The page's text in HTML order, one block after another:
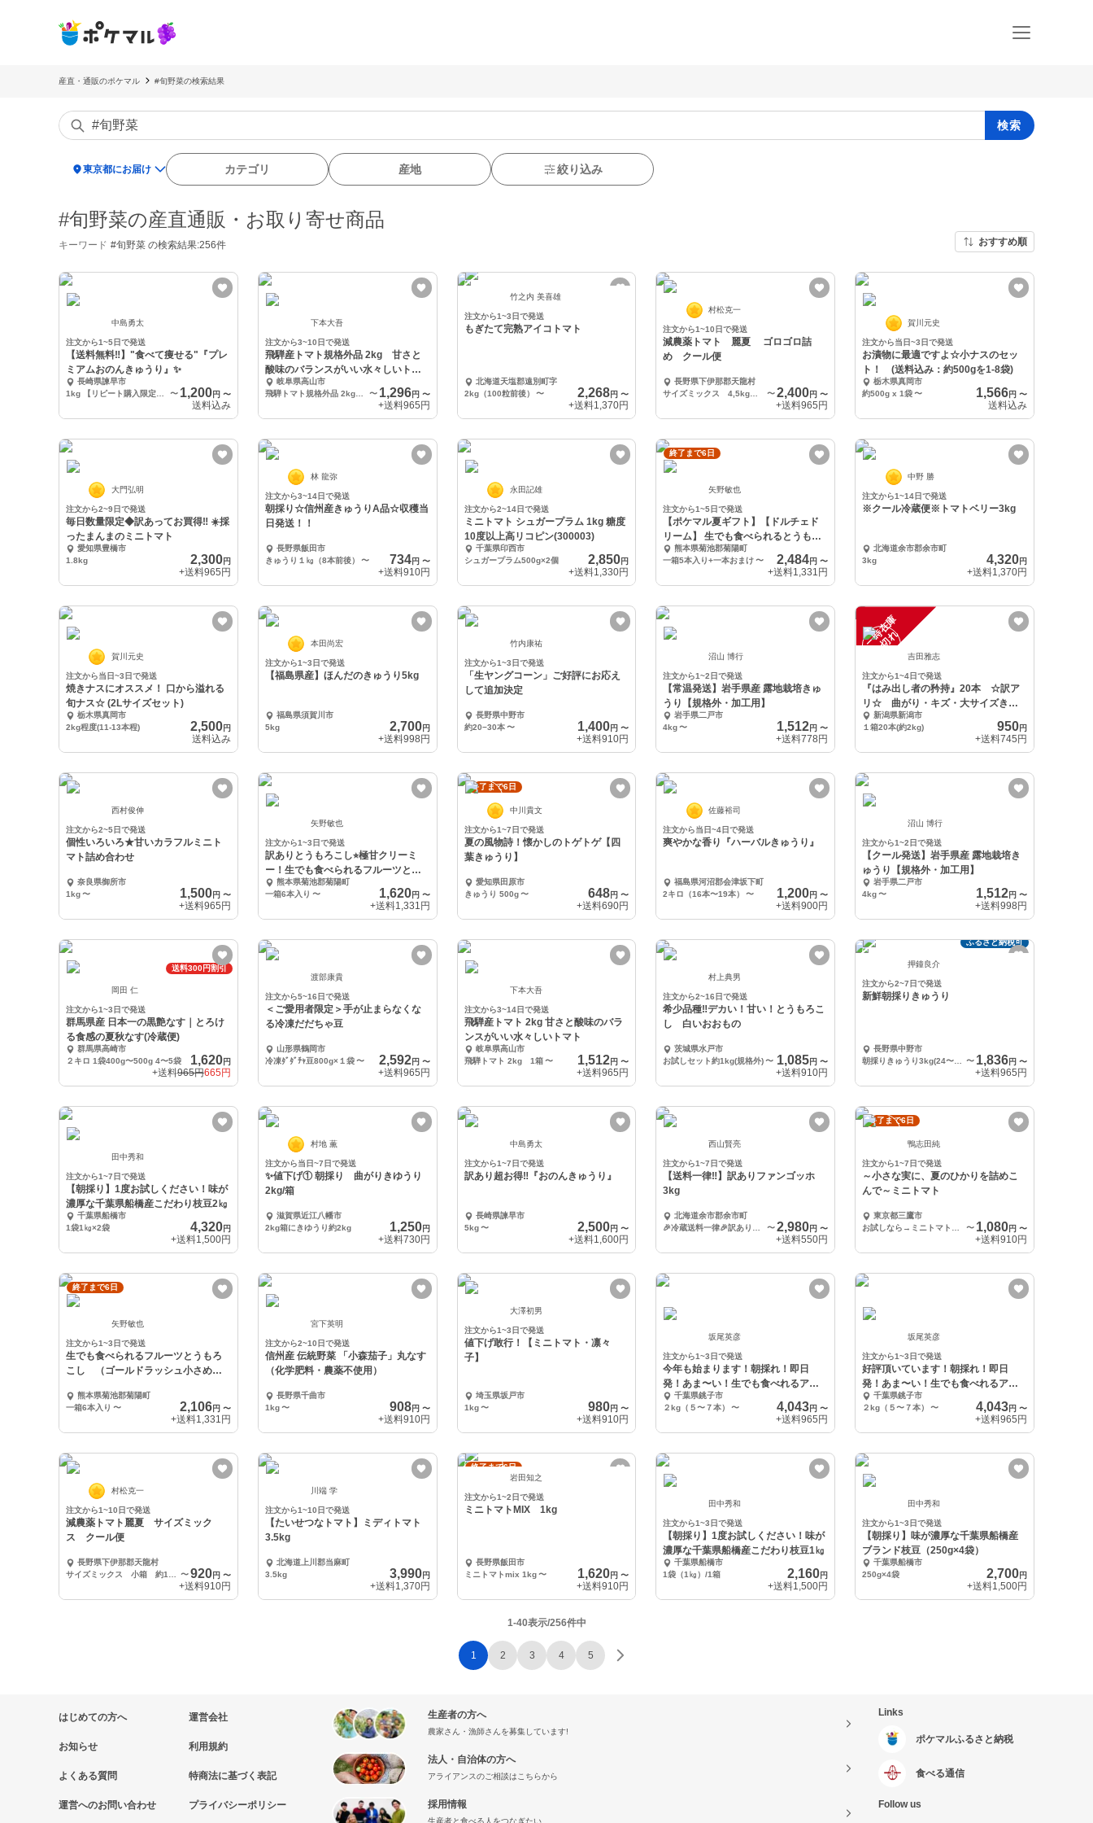
産直・通販のポケマル #旬野菜の検索結果
検索
location_on東京都にお届け カテゴリ 産地 絞り込み
#旬野菜の産直通販・お取り寄せ商品
キーワード #旬野菜 の検索結果:256件 おすすめ順
中島勇太
注文から1~5日で発送
【送料無料‼️】"食べて痩せる"『プレ
ミアムおのんきゅうり』✨
長崎県諫早市
〜 1,200円 〜
送料込み
下本大吾
注文から3~10日で発送
飛騨産トマト規格外品 2kg 甘さと
酸味のバランスがいい水々しいトマ
ト 岐阜県高山市
飛騨トマト規格外品 2kg 1箱
〜 1,296円 〜
+送料965円
竹之内 美喜雄
注文から1~3日で発送
もぎたて完熟アイコトマト
北海道天塩郡遠別町字
2kg（100粒前後）
〜 2,268円〜
+送料1,370円
村松克一
注文から1~10日で発送
減農薬トマト 麗夏 ゴロゴロ詰
め クール便
長野県下伊那郡天龍村
〜2,400円〜
+送料965円
賀川元史
注文から当日~3日で発送
お漬物に最適ですよ☆小ナスのセッ
ト！ (送料込み：約500gを1-8袋)
栃木県真岡市
約500g x 1袋〜 1,566円 〜
送料込み
大門弘明
注文から2~9日で発送
毎日数量限定◆訳あってお買得‼️ ☀️採
ったまんまのミニトマト
愛知県豊橋市
1.8kg
2,300円
+送料965円
林 龍弥
注文から3~14日で発送
朝採り☆信州産きゅうりA品☆収穫当
日発送！！
長野県飯田市
きゅうり１㎏（8本前後）
〜 734円 〜
+送料910円
永田記雄
注文から2~14日で発送
ミニトマト シュガープラム 1kg 糖度
10度以上高リコピン(300003)
千葉県印西市
シュガープラム500g×2個
2,850円
+送料1,330円
終了まで6日
矢野敏也
注文から1~5日で発送
【ポケマル夏ギフト】【ドルチェド
リーム】 生でも食べられるとうもろ
こし熊本県菊池郡菊陽町
一箱5本入り+一本おまけ 〜 2,484円〜
+送料1,331円
中野 勝
注文から1~14日で発送
※クール冷蔵便※トマトベリー3kg
北海道余市郡余市町
3kg
4,320円
+送料1,370円
賀川元史
注文から当日~3日で発送
焼きナスにオススメ！ 口から溢れる
旬ナス☆ (2Lサイズセット)
栃木県真岡市
2kg程度(11-13本程)
2,500円
送料込み
本田尚宏
注文から1~3日で発送
【福島県産】ほんだのきゅうり5kg
福島県須賀川市
5kg
2,700円
+送料998円
竹内康祐
注文から1~3日で発送
「生ヤングコーン」ご好評にお応え
して追加決定
長野県中野市
約20−30本 〜 1,400円〜
+送料910円
沼山 博行
注文から1~2日で発送
【常温発送】岩手県産 露地栽培きゅ
うり【規格外・加工用】
岩手県二戸市
4kg 〜 1,512円〜
+送料778円
一
時
在
庫
切
れ
吉田雅志
注文から1~4日で発送
『はみ出し者の矜持』20本 ☆訳ア
リ☆ 曲がり・キズ・大サイズきゅ
うり新潟県新潟市
１箱20本(約2kg)
950円
+送料745円
西村俊伸
注文から2~5日で発送
個性いろいろ★甘いカラフルミニト
マト詰め合わせ
奈良県御所市
1kg〜 1,500円 〜
+送料965円
矢野敏也
注文から1~3日で発送
訳ありとうもろこし⭐︎極甘クリーミ
ー！生でも食べられるフルーツとう
もろこし
熊本県菊池郡菊陽町
一箱6本入り 〜 1,620円 〜
+送料1,331円
終了まで6日
中川貴文
注文から1~7日で発送
夏の風物詩！懐かしのトゲトゲ【四
葉きゅうり】
愛知県田原市
きゅうり 500g 〜 648円〜
+送料690円
佐藤裕司
注文から当日~4日で発送
爽やかな香り『ハーバルきゅうり』
福島県河沼郡会津坂下町
2キロ（16本〜19本）
〜 1,200円〜
+送料900円
沼山 博行
注文から1~2日で発送
【クール発送】岩手県産 露地栽培き
ゅうり【規格外・加工用】
岩手県二戸市
4kg〜 1,512円 〜
+送料998円
送料300円割引
岡田 仁
注文から1~3日で発送
群馬県産 日本一の黒艶なす｜とろけ
る食感の夏秋なす(冷蔵便)
群馬県高崎市
２キロ 1袋400g〜500g 4〜5袋
1,620円
+送料965円665円
渡部康貴
注文から5~16日で発送
＜ご愛用者限定＞手が止まらなくな
る冷凍だだちゃ豆
山形県鶴岡市
冷凍ﾀﾞﾀﾞﾁｬ豆800g×１袋 〜 2,592円 〜
+送料965円
下本大吾
注文から3~14日で発送
飛騨産トマト 2kg 甘さと酸味のバラ
ンスがいい水々しいトマト
岐阜県高山市
飛騨トマト 2kg 1箱 〜 1,512円〜
+送料965円
村上典男
注文から2~16日で発送
希少品種‼️デカい！甘い！とうもろこ
し 白いおおもの
茨城県水戸市
お試しセット約1kg(規格外) 〜 1,085円〜
+送料910円
ふるさと納税可
押鐘良介
注文から2~7日で発送
新鮮朝採りきゅうり
長野県中野市
〜 1,836円 〜
+送料965円
田中秀和
注文から1~7日で発送
【朝採り】1度お試しください！味が
濃厚な千葉県船橋産こだわり枝豆2㎏
千葉県船橋市
1袋1㎏×2袋
4,320円
+送料1,500円
村地 薫
注文から当日~7日で発送
✨値下げ① 朝採り 曲がりきゆうり
2kg/箱
滋賀県近江八幡市
2kg箱にきゆうり約2kg
1,250円
+送料730円
中島勇太
注文から1~7日で発送
訳あり超お得‼️『おのんきゅうり』
長崎県諫早市
5kg 〜 2,500円〜
+送料1,600円
西山賢亮
注文から1~7日で発送
【送料一律‼️】訳ありファンゴッホ
3kg
北海道余市郡余市町
〜2,980円〜
+送料550円
終了まで6日
鴨志田純
注文から1~7日で発送
～小さな実に、夏のひかりを詰めこ
んで～ミニトマト
東京都三鷹市
〜 1,080円 〜
+送料910円
終了まで6日
矢野敏也
注文から1~3日で発送
生でも食べられるフルーツとうもろ
こし （ゴールドラッシュ小さめサ
熊本県菊池郡菊陽町
一箱6本入り 〜 2,106円 〜
+送料1,331円
宮下英明
注文から2~10日で発送
信州産 伝統野菜 「小森茄子」丸なす
（化学肥料・農薬不使用）
長野県千曲市
1kg 〜 908円 〜
+送料910円
大澤初男
注文から1~3日で発送
値下げ敢行！【ミニトマト・凛々
子】
埼玉県坂戸市
1kg 〜 980円〜
+送料910円
坂尾英彦
注文から1~3日で発送
今年も始まります！朝採れ！即日
発！あま〜い！生でも食べれるアフ
ロコーン2026！
千葉県銚子市
２kg（５〜７本）
〜 4,043円〜
+送料965円
坂尾英彦
注文から1~3日で発送
好評頂いています！朝採れ！即日
発！あま〜い！生でも食べれるアフ
ロコーン2026！
千葉県銚子市
２kg（５〜７本）
〜 4,043円 〜
+送料965円
村松克一
注文から1~10日で発送
減農薬トマト麗夏 サイズミック
ス クール便
長野県下伊那郡天龍村
〜 920円 〜
+送料910円
川端 学
注文から1~10日で発送
【たいせつなトマト】ミディトマト
3.5kg
北海道上川郡当麻町
3.5kg
3,990円
+送料1,370円
終了まで6日
岩田知之
注文から1~2日で発送
ミニトマトMIX 1kg
長野県飯田市
ミニトマトmix 1kg 〜 1,620円〜
+送料910円
田中秀和
注文から1~3日で発送
【朝採り】1度お試しください！味が
濃厚な千葉県船橋産こだわり枝豆1㎏
千葉県船橋市
1袋（1㎏）/1箱
2,160円
+送料1,500円
田中秀和
注文から1~3日で発送
【朝採り】味が濃厚な千葉県船橋産
ブランド枝豆（250g×4袋）
千葉県船橋市
250g×4袋
2,700円
+送料1,500円
1-40表示/256件中
1 2 3 4 5
はじめての方へ
お知らせ
よくある質問
運営へのお問い合わせ
運営会社
利用規約
特商法に基づく表記
プライバシーポリシー
生産者の方へ
農家さん・漁師さんを募集しています!
法人・自治体の方へ
アライアンスのご相談はこちらから
採用情報
生産者と食べる人をつなぎたい
Links
ポケマルふるさと納税
食べる通信
Follow us